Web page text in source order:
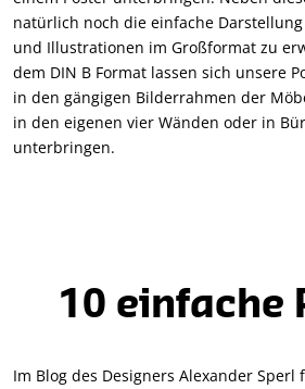
natürlich noch die einfache Darstellung
und Illustrationen im Großformat zu
dem DIN B Format lassen sich unsere
in den gängigen Bilderrahmen der
in den eigenen vier Wänden oder in
unterbringen.
10 einfache
Im Blog des Designers Alexander